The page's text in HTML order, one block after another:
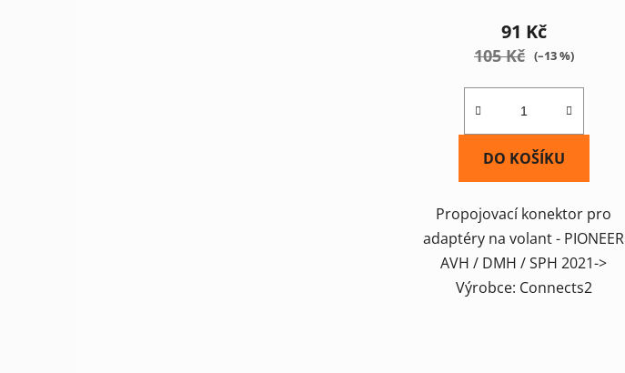
91 Kč
105 Kč (–13 %)
DO KOŠÍKU
Propojovací konektor pro
adaptéry na volant - PIONEER
AVH / DMH / SPH 2021->
Výrobce: Connects2